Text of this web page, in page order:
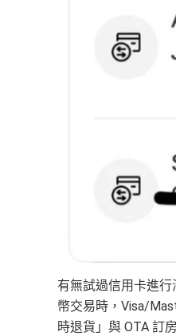
有無試過信用卡進
幣交易時，Visa/
時退貨」與 OTA 訂